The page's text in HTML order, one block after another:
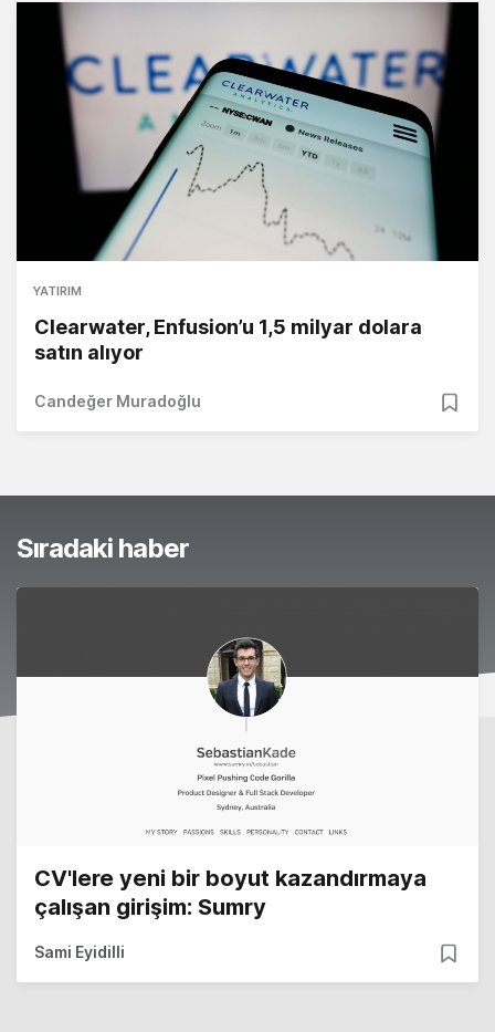
YATIRIM
Clearwater, Enfusion’u 1,5 milyar dolara
satın alıyor
Candeğer Muradoğlu
Sıradaki haber
CV'lere yeni bir boyut kazandırmaya
çalışan girişim: Sumry
Sami Eyidilli